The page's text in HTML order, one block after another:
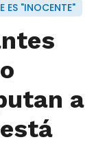
ES "INOCENTE"
a